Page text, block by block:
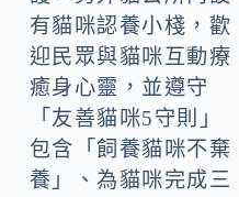
有貓咪認養小棧，歡
迎民眾與貓咪互動療
癒身心靈，並遵守
「友善貓咪5守則」
包含「飼養貓咪不棄
養」、為貓咪完成三